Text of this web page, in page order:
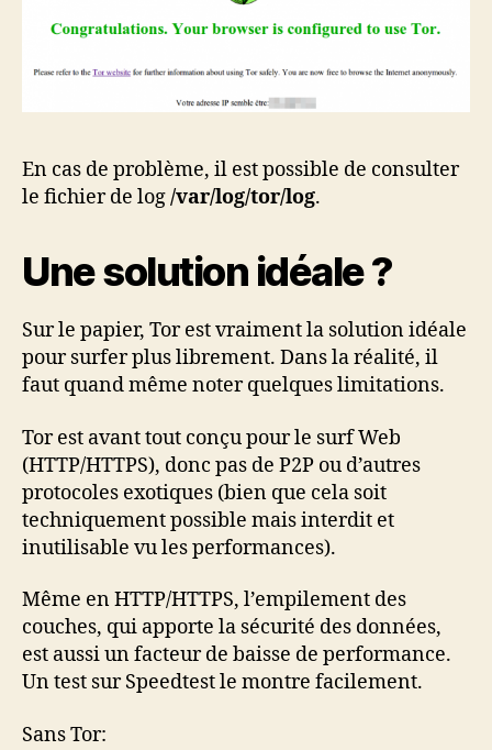
En cas de problème, il est possible de consulter
le fichier de log/var/log/tor/log.
Une solution idéale ?
Sur le papier, Tor est vraiment la solution idéale
pour surfer plus librement. Dans la réalité, il
faut quand même noter quelques limitations.
Tor est avant tout conçu pour le surf Web
(HTTP/HTTPS), donc pas de P2P ou d’autres
protocoles exotiques (bien que cela soit
techniquement possible mais interdit et
inutilisable vu les performances).
Même en HTTP/HTTPS, l’empilement des
couches, qui apporte la sécurité des données,
est aussi un facteur de baisse de performance.
Un test sur Speedtest le montre facilement.
Sans Tor: